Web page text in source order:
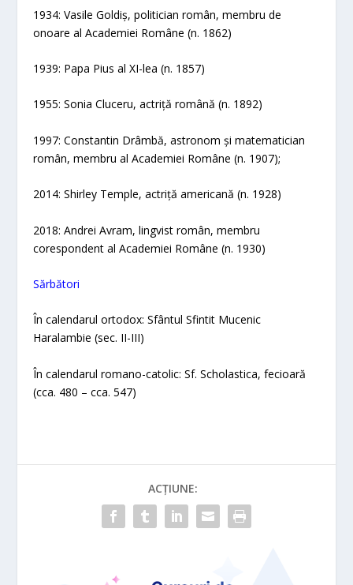
1934: Vasile Goldiș, politician român, membru de
onoare al Academiei Române (n. 1862)
1939: Papa Pius al XI-lea (n. 1857)
1955: Sonia Cluceru, actriță română (n. 1892)
1997: Constantin Drâmbă, astronom și matematician
român, membru al Academiei Române (n. 1907);
2014: Shirley Temple, actriță americană (n. 1928)
2018: Andrei Avram, lingvist român, membru
corespondent al Academiei Române (n. 1930)
Sărbători
În calendarul ortodox: Sfântul Sfintit Mucenic
Haralambie (sec. II-III)
În calendarul romano-catolic: Sf. Scholastica, fecioară
(cca. 480 – cca. 547)
ACȚIUNE: